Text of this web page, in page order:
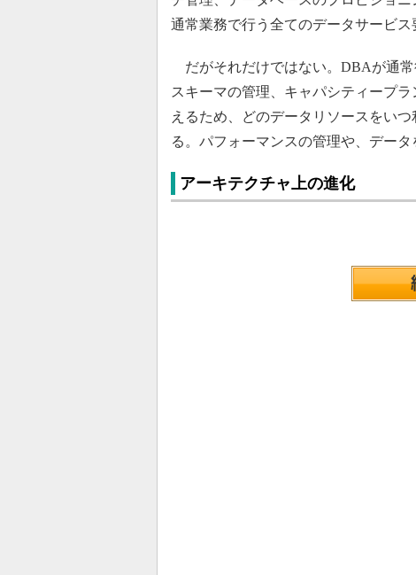
通常業務で行う全てのデータサービス
だがそれだけではない。DBAが通常
スキーマの管理、キャパシティープ
えるため、どのデータリソースをい
る。パフォーマンスの管理や、デー
アーキテクチャ上の進化